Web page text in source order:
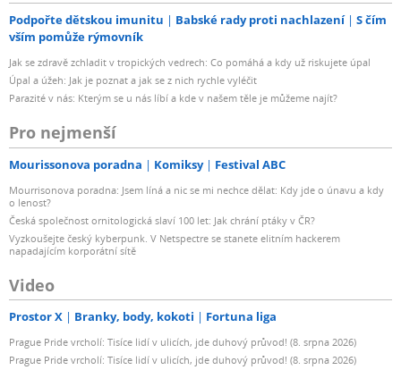
Podpořte dětskou imunitu Babské rady proti nachlazení
S čím
vším pomůže rýmovník
Jak se zdravě zchladit v tropických vedrech: Co pomáhá a kdy už riskujete úpal
Úpal a úžeh: Jak je poznat a jak se z nich rychle vyléčit
Parazité v nás: Kterým se u nás líbí a kde v našem těle je můžeme najít?
Pro nejmenší
Mourissonova poradna Komiksy Festival ABC
Mourrisonova poradna: Jsem líná a nic se mi nechce dělat: Kdy jde o únavu a kdy
o lenost?
Česká společnost ornitologická slaví 100 let: Jak chrání ptáky v ČR?
Vyzkoušejte český kyberpunk. V Netspectre se stanete elitním hackerem
napadajícím korporátní sítě
Video
Prostor X Branky, body, kokoti Fortuna liga
Prague Pride vrcholí: Tisíce lidí v ulicích, jde duhový průvod! (8. srpna 2026)
Prague Pride vrcholí: Tisíce lidí v ulicích, jde duhový průvod! (8. srpna 2026)